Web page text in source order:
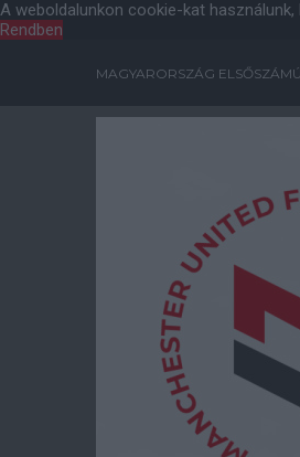
A weboldalunkon cookie-kat
Rendben
MAGYARORSZÁG ELSŐSZÁMÚ